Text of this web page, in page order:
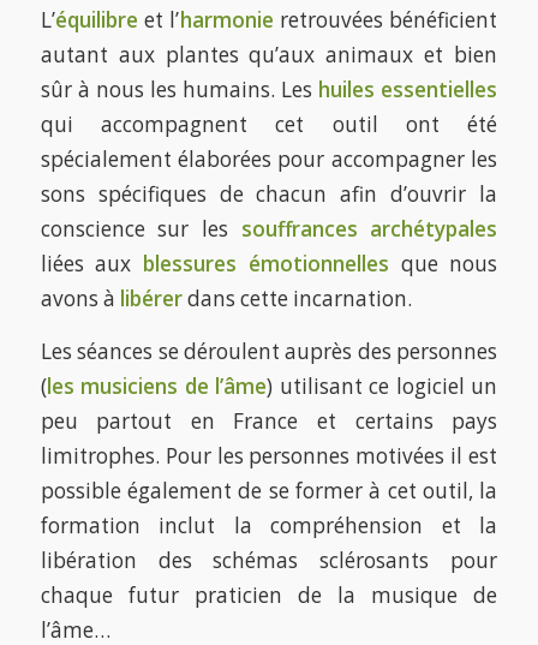
L’équilibre et l’harmonie retrouvées bénéficient
autant aux plantes qu’aux animaux et bien
sûr à nous les humains. Les huiles essentielles
qui accompagnent cet outil ont été
spécialement élaborées pour accompagner les
sons spécifiques de chacun afin d’ouvrir la
conscience sur les souffrances archétypales
liées aux blessures émotionnelles que nous
avons à libérerdans cette incarnation.
Les séances se déroulent auprès des personnes
(les musiciens de l’âme) utilisant ce logiciel un
peu partout en France et certains pays
limitrophes. Pour les personnes motivées il est
possible également de se former à cet outil, la
formation inclut la compréhension et la
libération des schémas sclérosants pour
chaque futur praticien de la musique de
l’âme…